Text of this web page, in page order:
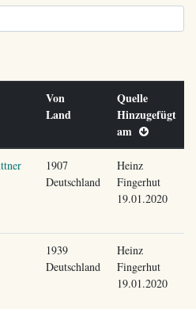
Von
Land
Quelle
Hinzugefügt
am
1907
Deutschland
Heinz
Fingerhut
19.01.2020
1939
Deutschland
Heinz
Fingerhut
19.01.2020